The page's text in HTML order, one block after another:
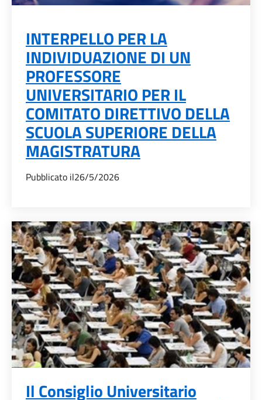
INTERPELLO PER LA
INDIVIDUAZIONE DI UN
PROFESSORE
UNIVERSITARIO PER IL
COMITATO DIRETTIVO DELLA
SCUOLA SUPERIORE DELLA
MAGISTRATURA
Pubblicato il26/5/2026
Il Consiglio Universitario